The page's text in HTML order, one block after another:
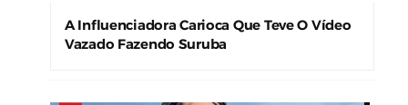
A Influenciadora Carioca Que Teve O Vídeo
Vazado Fazendo Suruba